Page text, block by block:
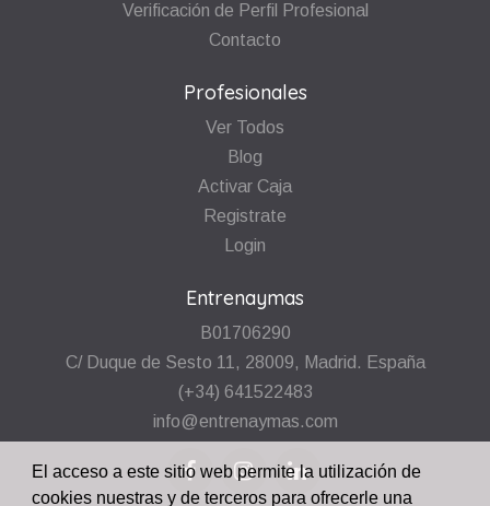
Verificación de Perfil Profesional
Contacto
Profesionales
Ver Todos
Blog
Activar Caja
Registrate
Login
Entrenaymas
B01706290
C/ Duque de Sesto 11, 28009, Madrid. España
(+34) 641522483
info@entrenaymas.com
El acceso a este sitio web permite la utilización de
cookies nuestras y de terceros para ofrecerle una